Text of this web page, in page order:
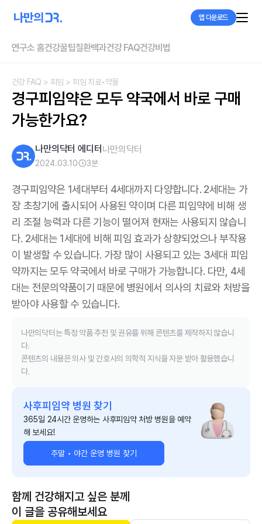
앱 다운로드
연구소 홈건강꿀팁질환백과건강 FAQ건강비법
건강 FAQ > 피임 > 피임 치료•약물
경구피임약은 모두 약국에서 바로 구매
가능한가요?
나만의닥터 에디터 나만의닥터
2024.03.10 3분
경구피임약은 1세대부터 4세대까지 다양합니다. 2세대는 가
장 초창기에 출시되어 사용된 약이며 다른 피임약에 비해 생
리 조절 능력과 다른 기능이 떨어져 현재는 사용되지 않습니
다. 2세대는 1세대에 비해 피임 효과가 상향되었으나 부작용
이 발생할 수 있습니다. 가장 많이 사용되고 있는 3세대 피임
약까지는 모두 약국에서 바로 구매가 가능합니다. 다만, 4세
대는 전문의약품이기 때문에 병원에서 의사의 치료와 처방을
받아야 사용할 수 있습니다.
나만의닥터는 특정 약품 추천 및 권유를 위해 콘텐츠를 제작하지 않습니
다.
콘텐츠의 내용은 의사 및 간호사의 의학적 지식을 자문 받아 활용했습니
다.
사후피임약 병원 찾기
365일 24시간 운영하는 사후피임약 처방 병원을 예약
해 보세요!
주말 • 야간 운영 병원 찾기
함께 건강해지고 싶은 분께
이 글을 공유해보세요